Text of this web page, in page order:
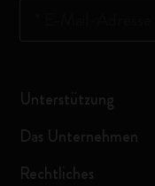
Unterstützung
Das Unternehmen
Rechtliches